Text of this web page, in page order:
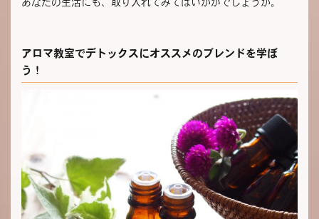
アロマ教室でデトックスにオススメのブレンドを学ぼ
う！